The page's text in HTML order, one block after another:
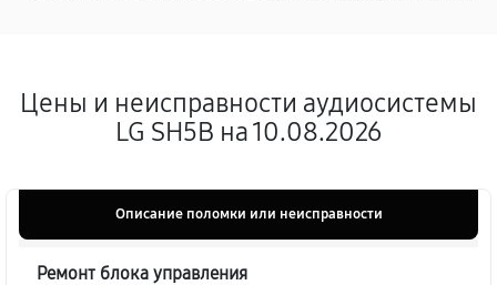
Цены и неисправности аудиосистемы
LG SH5B на 10.08.2026
Описание поломки или неисправности
Ремонт блока управления